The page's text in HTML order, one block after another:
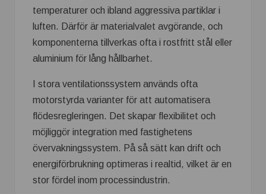
temperaturer och ibland aggressiva partiklar i
luften. Därför är materialvalet avgörande, och
komponenterna tillverkas ofta i rostfritt stål eller
aluminium för lång hållbarhet.
I stora ventilationssystem används ofta
motorstyrda varianter för att automatisera
flödesregleringen. Det skapar flexibilitet och
möjliggör integration med fastighetens
övervakningssystem. På så sätt kan drift och
energiförbrukning optimeras i realtid, vilket är en
stor fördel inom processindustrin.